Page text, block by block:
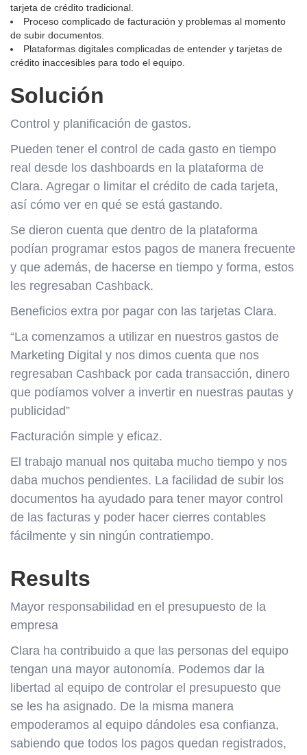
tarjeta de crédito tradicional.
Proceso complicado de facturación y problemas al momento
de subir documentos.
Plataformas digitales complicadas de entender y tarjetas de
crédito inaccesibles para todo el equipo.
Solución
Control y planificación de gastos.
Pueden tener el control de cada gasto en tiempo
real desde los dashboards en la plataforma de
Clara. Agregar o limitar el crédito de cada tarjeta,
así cómo ver en qué se está gastando.
Se dieron cuenta que dentro de la plataforma
podían programar estos pagos de manera frecuente
y que además, de hacerse en tiempo y forma, estos
les regresaban Cashback.
Beneficios extra por pagar con las tarjetas Clara.
“La comenzamos a utilizar en nuestros gastos de
Marketing Digital y nos dimos cuenta que nos
regresaban Cashback por cada transacción, dinero
que podíamos volver a invertir en nuestras pautas y
publicidad”
Facturación simple y eficaz.
El trabajo manual nos quitaba mucho tiempo y nos
daba muchos pendientes. La facilidad de subir los
documentos ha ayudado para tener mayor control
de las facturas y poder hacer cierres contables
fácilmente y sin ningún contratiempo.
Results
Mayor responsabilidad en el presupuesto de la
empresa
Clara ha contribuido a que las personas del equipo
tengan una mayor autonomía. Podemos dar la
libertad al equipo de controlar el presupuesto que
se les ha asignado. De la misma manera
empoderamos al equipo dándoles esa confianza,
sabiendo que todos los pagos quedan registrados,